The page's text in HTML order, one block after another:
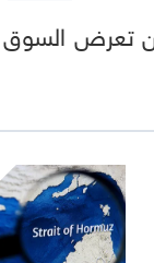
تعرض